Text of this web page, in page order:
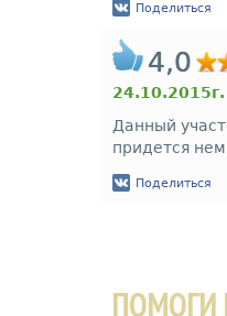
Поделиться
4,0
24.10.2015г.
Данный
придется
Поделиться
ПОМОГИ